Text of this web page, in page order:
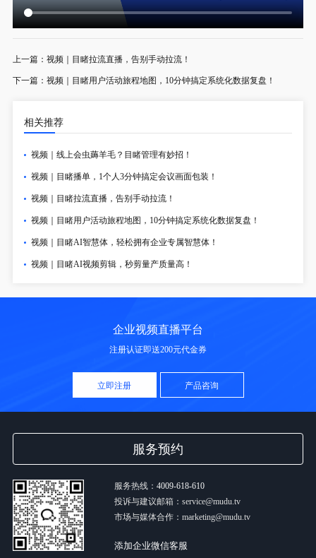
上一篇： 视频｜目睹拉流直播，告别手动拉流！
下一篇： 视频｜目睹用户活动旅程地图，10分钟搞定系统化数据复盘！
相关推荐
视频｜线上会虫薅羊毛？目睹管理有妙招！
视频｜目睹播单，1个人3分钟搞定会议画面包装！
视频｜目睹拉流直播，告别手动拉流！
视频｜目睹用户活动旅程地图，10分钟搞定系统化数据复盘！
视频｜目睹AI智慧体，轻松拥有企业专属智慧体！
视频｜目睹AI视频剪辑，秒剪量产质量高！
企业视频直播平台
注册认证即送200元代金券
立即注册 产品咨询
服务预约
服务热线：4009-618-610
投诉与建议邮箱：service@mudu.tv
市场与媒体合作：marketing@mudu.tv
添加企业微信客服